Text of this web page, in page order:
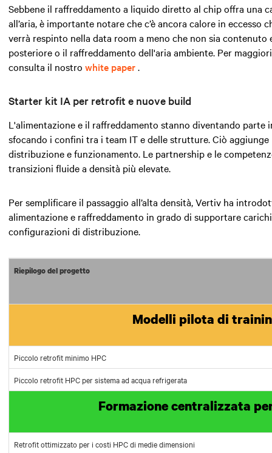
Sebbene il raffreddamento a liquido diretto al chip offra una
all’aria, è importante notare che c’è ancora calore in
verrà respinto nella data room a meno che non sia
posteriore o il raffreddamento dell'aria ambiente. Per
consulta il nostro white paper.
Starter kit IA per retrofit e nuove build
L'alimentazione e il raffreddamento stanno diventando
sfocando i confini tra i team IT e delle strutture. Ciò
distribuzione e funzionamento. Le partnership e le
transizioni fluide a densità più elevate.
Per semplificare il passaggio all’alta densità, Vertiv ha
alimentazione e raffreddamento in grado di supportare
configurazioni di distribuzione.
Riepilogo del progetto
Modelli pilota di
Piccolo retrofit minimo HPC
Piccolo retrofit HPC per sistema ad acqua refrigerata
Formazione centralizzata
Retrofit ottimizzato per i costi HPC di medie dimensioni